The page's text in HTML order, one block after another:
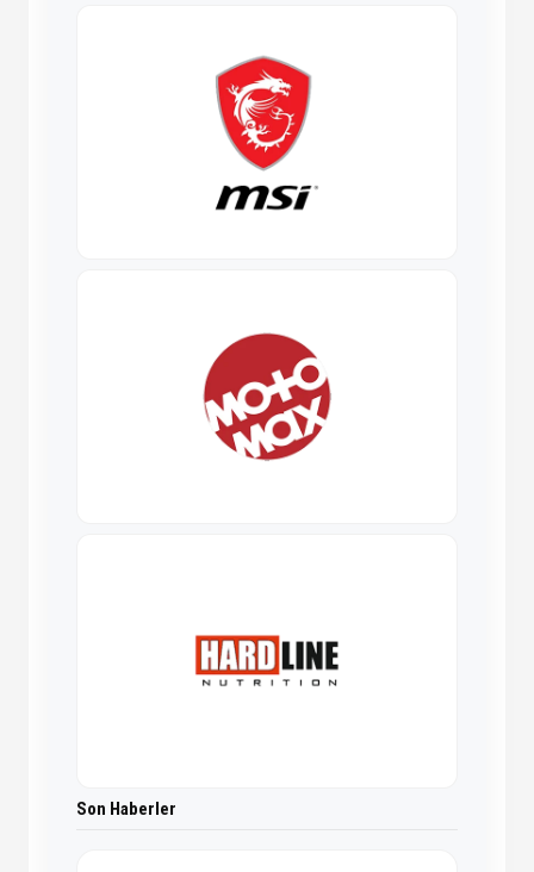
Son Haberler